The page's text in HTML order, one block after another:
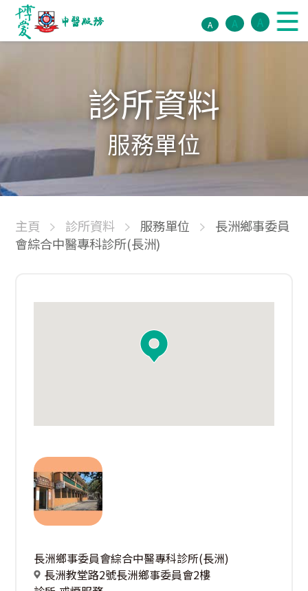
A A A
診所資料
服務單位
主頁 診所資料 服務單位
長洲鄉事委員
會綜合中醫專科診所(長洲)
長洲鄉事委員會綜合中醫專科診所(長洲)
長洲教堂路2號長洲鄉事委員會2樓